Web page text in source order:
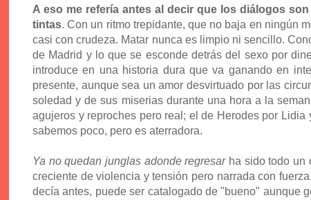
A eso me refería antes al decir que los diálogos
tintas. Con un ritmo trepidante, que no baja en ningún
casi con crudeza. Matar nunca es limpio ni sencillo.
de Madrid y lo que se esconde detrás del sexo por
introduce en una historia dura que va ganando en
presente, aunque sea un amor desvirtuado por las
soledad y de sus miserias durante una hora a la
agujeros y reproches pero real; el de Herodes por
sabemos poco, pero es aterradora.
Ya no quedan junglas adonde regresarha sido todo un
creciente de violencia y tensión pero narrada con
decía antes, puede ser catalogado de "bueno" aunque